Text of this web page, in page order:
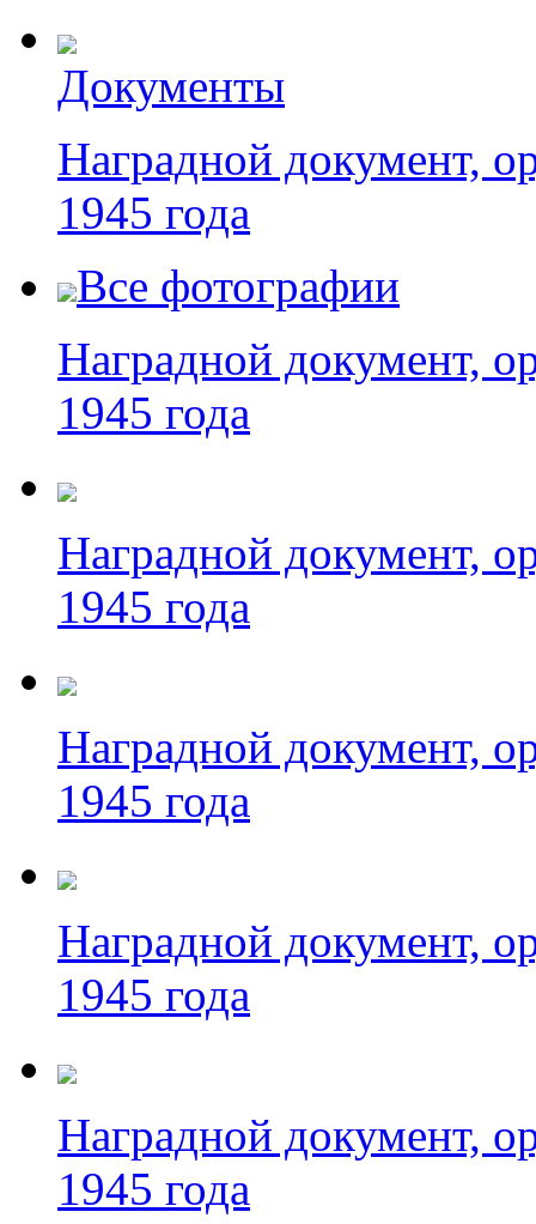
Документы
Наградной документ,
1945 года
Все фотографии
Наградной документ,
1945 года
Наградной документ,
1945 года
Наградной документ,
1945 года
Наградной документ,
1945 года
Наградной документ,
1945 года